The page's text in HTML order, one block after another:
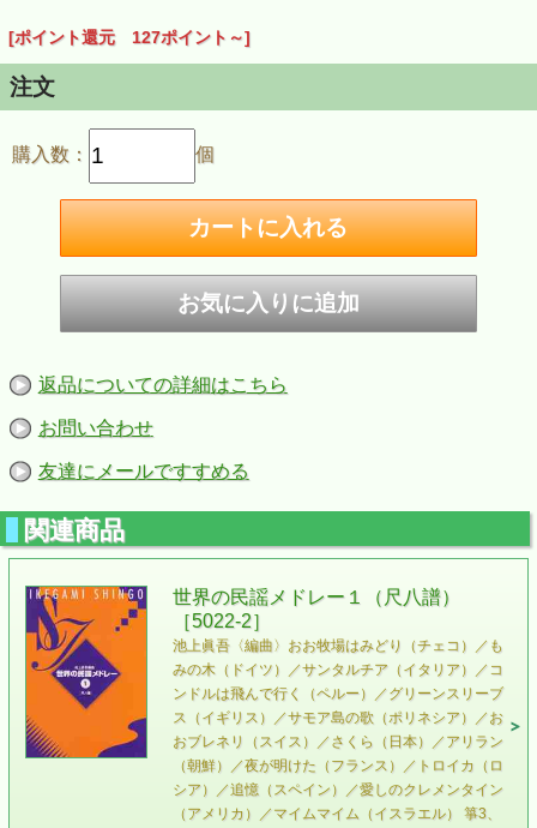
[ポイント還元 127ポイント～]
注文
購入数： 個
返品についての詳細はこちら
お問い合わせ
友達にメールですすめる
関連商品
世界の民謡メドレー１（尺八譜）
［5022-2］
池上眞吾〈編曲〉 おお牧場はみどり（チェコ）／も
みの木（ドイツ）／サンタルチア（イタリア）／コ
ンドルは飛んで行く（ペルー）／グリーンスリーブ
ス（イギリス）／サモア島の歌（ポリネシア）／お
おブレネリ（スイス）／さくら（日本）／アリラン
（朝鮮）／夜が明けた（フランス）／トロイカ（ロ
シア）／追憶（スペイン）／愛しのクレメンタイン
（アメリカ）／マイムマイム（イスラエル） 箏3、